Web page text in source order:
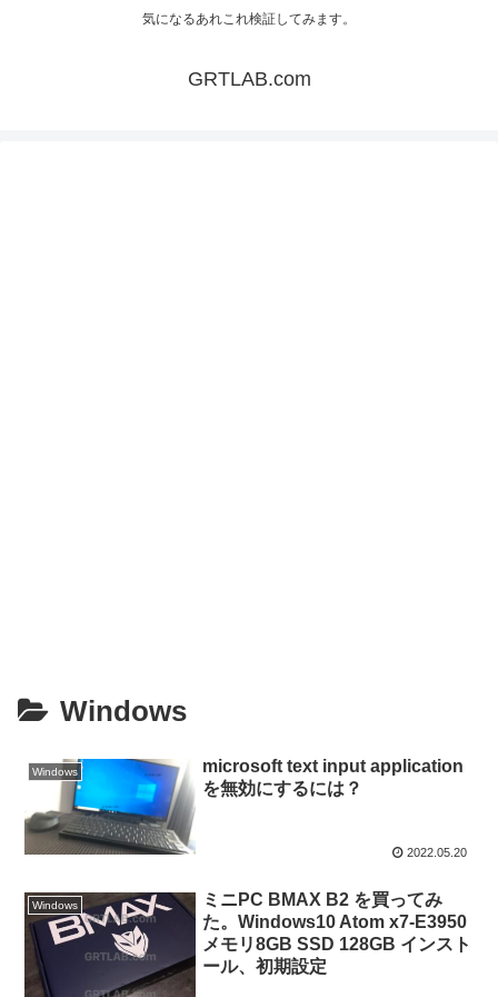
気になるあれこれ検証してみます。
GRTLAB.com
Windows
Windows
microsoft text input application
を無効にするには？
2022.05.20
Windows
ミニPC BMAX B2 を買ってみ
た。Windows10 Atom x7-E3950
メモリ8GB SSD 128GB インスト
ール、初期設定